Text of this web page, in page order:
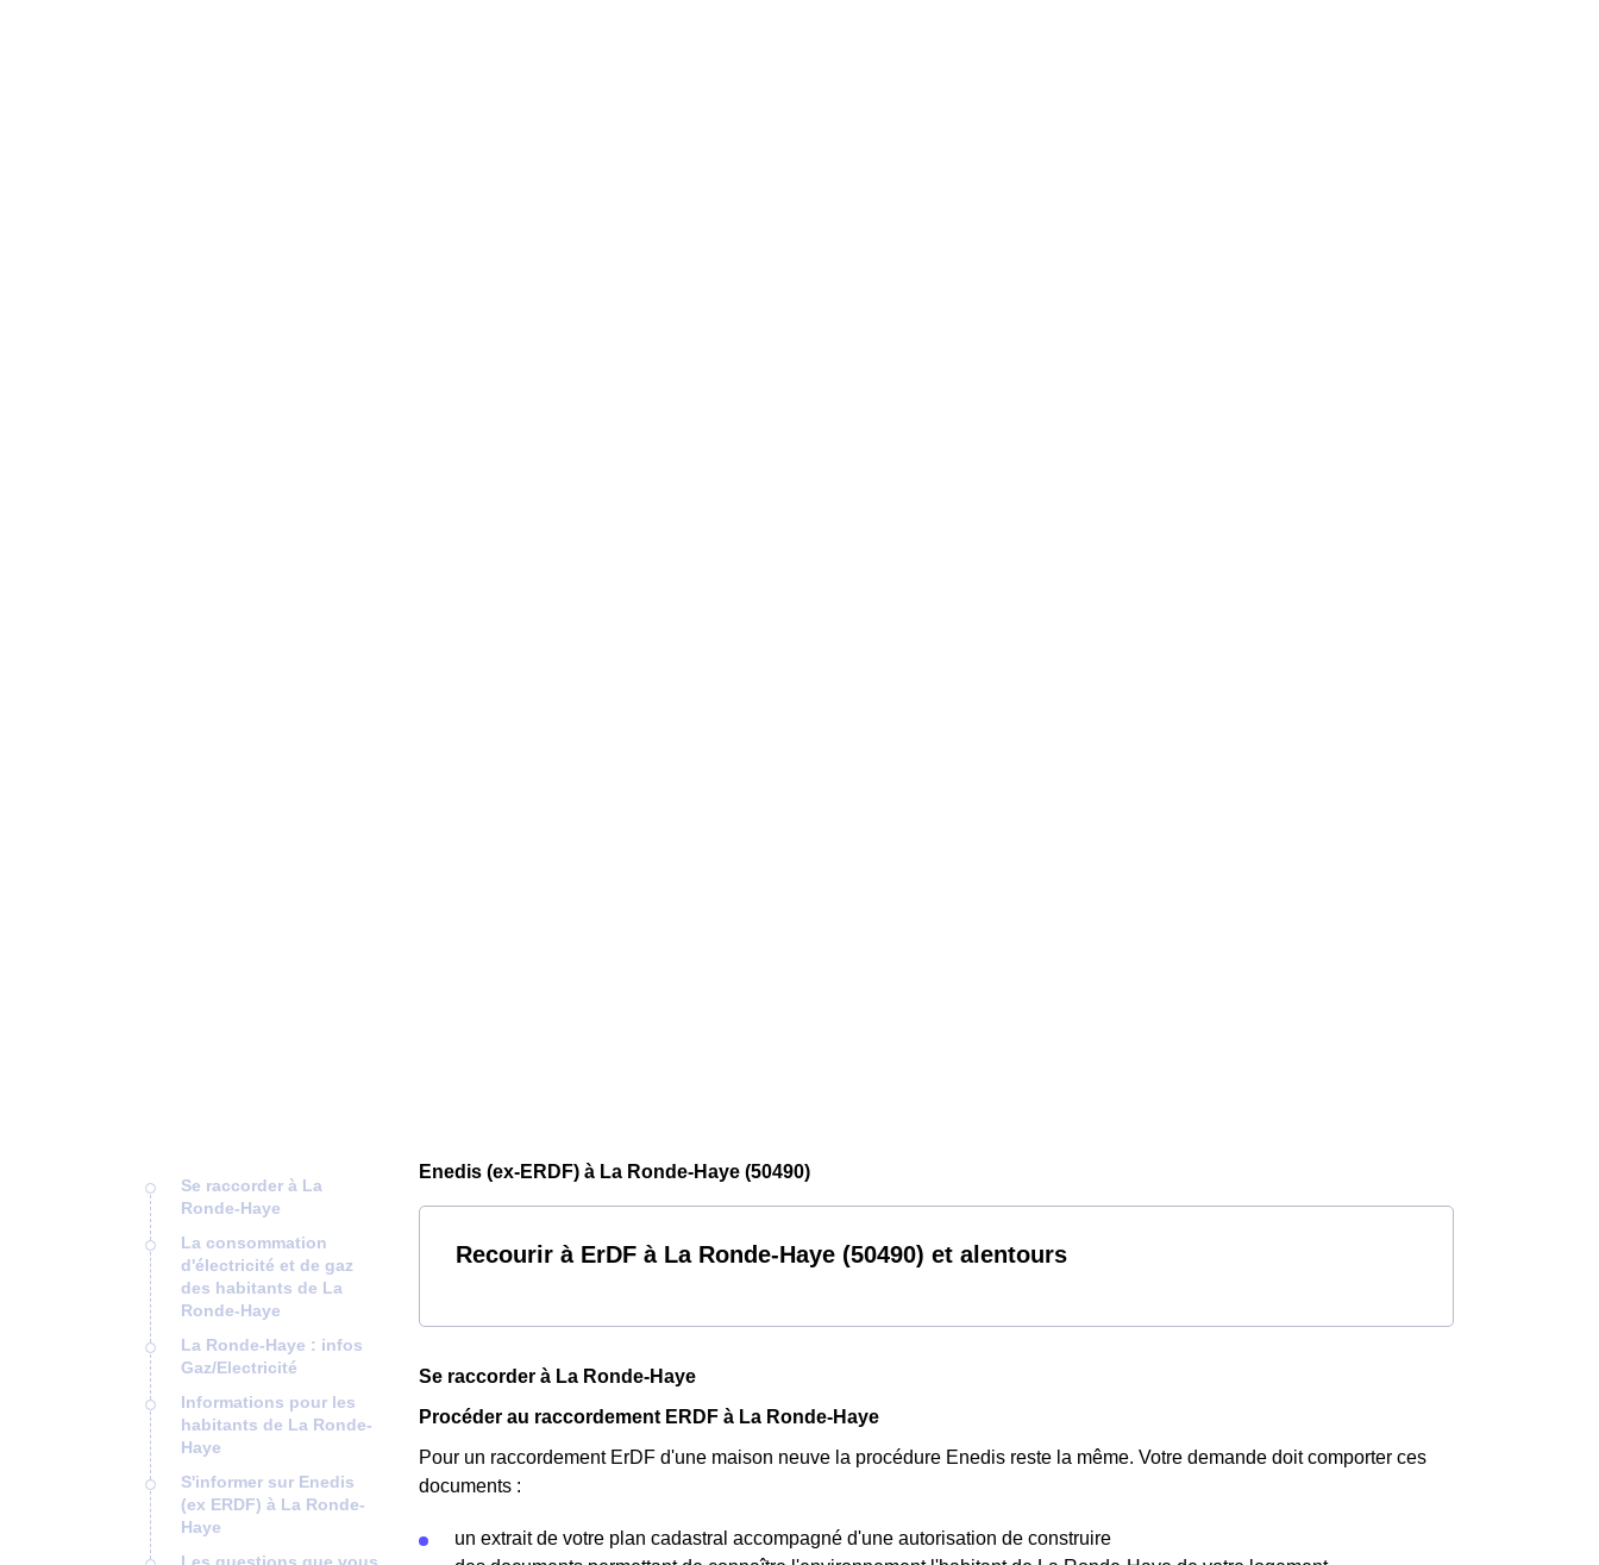
Se raccorder à La
Ronde-Haye
La consommation
d'électricité et de gaz
des habitants de La
Ronde-Haye
La Ronde-Haye : infos
Gaz/Electricité
Informations pour les
habitants de La Ronde-
Haye
S'informer sur Enedis
(ex ERDF) à La Ronde-
Haye
Enedis (ex-ERDF) à La Ronde-Haye (50490)
Recourir à ErDF à La Ronde-Haye (50490) et alentours
Se raccorder à La Ronde-Haye
Procéder au raccordement ERDF à La Ronde-Haye
Pour un raccordement ErDF d'une maison neuve la procédure Enedis reste la même. Votre demande doit comporter ces
documents :
un extrait de votre plan cadastral accompagné d'une autorisation de construire